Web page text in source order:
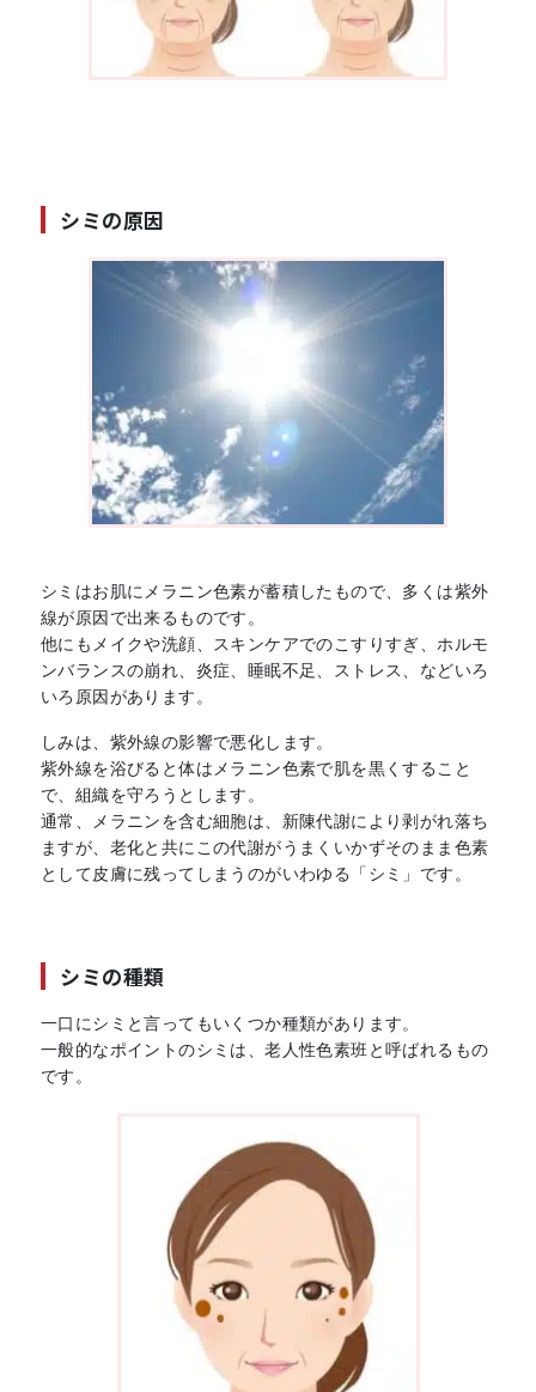
シミの原因
シミはお肌にメラニン色素が蓄積したもので、多くは紫外
線が原因で出来るものです。
他にもメイクや洗顔、スキンケアでのこすりすぎ、ホルモ
ンバランスの崩れ、炎症、睡眠不足、ストレス、などいろ
いろ原因があります。
しみは、紫外線の影響で悪化します。
紫外線を浴びると体はメラニン色素で肌を黒くすること
で、組織を守ろうとします。
通常、メラニンを含む細胞は、新陳代謝により剥がれ落ち
ますが、老化と共にこの代謝がうまくいかずそのまま色素
として皮膚に残ってしまうのがいわゆる「シミ」です。
シミの種類
一口にシミと言ってもいくつか種類があります。
一般的なポイントのシミは、老人性色素班と呼ばれるもの
です。